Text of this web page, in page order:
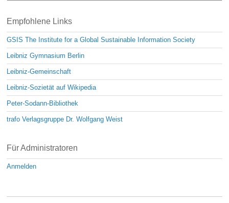
Empfohlene Links
GSIS The Institute for a Global Sustainable Information Society
Leibniz Gymnasium Berlin
Leibniz-Gemeinschaft
Leibniz-Sozietät auf Wikipedia
Peter-Sodann-Bibliothek
trafo Verlagsgruppe Dr. Wolfgang Weist
Für Administratoren
Anmelden